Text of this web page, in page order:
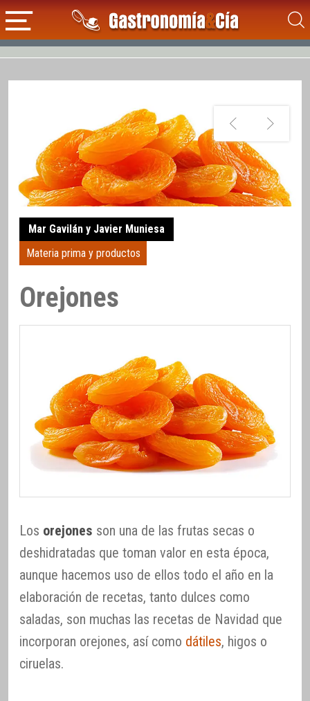
Mar Gavilán y Javier Muniesa
Materia prima y productos
Orejones
Los orejones son una de las frutas secas o
deshidratadas que toman valor en esta época,
aunque hacemos uso de ellos todo el año en la
elaboración de recetas, tanto dulces como
saladas, son muchas las recetas de Navidad que
incorporan orejones, así como dátiles, higos o
ciruelas.